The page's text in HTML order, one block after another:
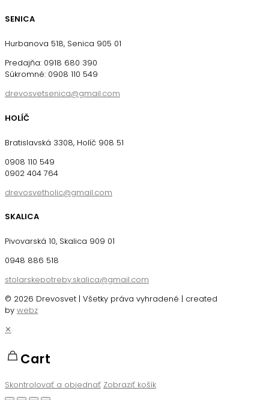
SENICA
Hurbanova 518, Senica 905 01
Predajňa: 0918 680 390
Súkromné: 0908 110 549
drevosvetsenica@gmail.com
HOLÍČ
Bratislavská 3308, Holíč 908 51
0908 110 549
0902 404 764
drevosvetholic@gmail.com
SKALICA
Pivovarská 10, Skalica 909 01
0948 886 518
stolarskepotreby.skalica@gmail.com
© 2026 Drevosvet | Všetky práva vyhradené | created
by webz
✕
Cart
Skontrolovať a objednať Zobraziť košík